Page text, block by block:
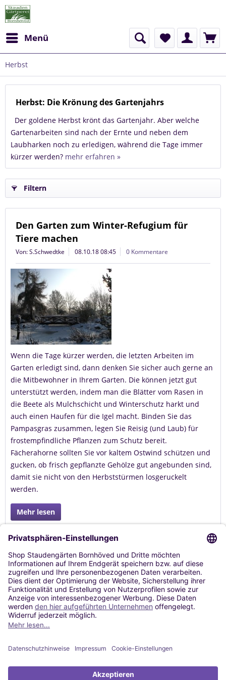
Menü
Herbst
Herbst: Die Krönung des Gartenjahrs
Der goldene Herbst krönt das Gartenjahr. Aber welche
Gartenarbeiten sind nach der Ernte und neben dem
Laubharken noch zu erledigen, während die Tage immer
kürzer werden? mehr erfahren »
Filtern
Den Garten zum Winter-Refugium für
Tiere machen
Von: S.Schwedtke 08.10.18 08:45 0 Kommentare
Wenn die Tage kürzer werden, die letzten Arbeiten im
Garten erledigt sind, dann denken Sie sicher auch gerne an
die Mitbewohner in Ihrem Garten. Die können jetzt gut
unterstützt werden, indem man die Blätter vom Rasen in
die Beete als Mulchschicht und Winterschutz harkt und
auch einen Haufen für die Igel macht. Binden Sie das
Pampasgras zusammen, legen Sie Reisig (und Laub) für
frostempfindliche Pflanzen zum Schutz bereit.
Fächerahorne sollten Sie vor kaltem Ostwind schützen und
gucken, ob frisch gepflanzte Gehölze gut angebunden sind,
damit sie nicht von den Herbststürmen losgeruckelt
werden.
Mehr lesen
Weihnachten
Service
Shop Service
Informationen
* Alle Preise inkl. gesetzl. Mehrwertsteuer zzgl.Versandkostenund ggf.
Nachnahmegebühren, wenn nicht anders beschrieben